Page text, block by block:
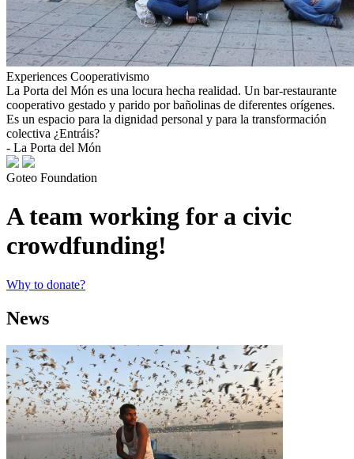
Experiences Cooperativismo
La Porta del Món es una locura hecha realidad. Un bar-restaurante
cooperativo gestado y parido por bañolinas de diferentes orígenes.
Es un espacio para la dignidad personal y para la transformación
colectiva ¿Entráis?
- La Porta del Món
Goteo Foundation
A team working for a civic
crowdfunding!
Why to donate?
News